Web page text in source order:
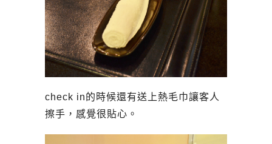
check in的時候還有送上熱毛巾讓客人
擦手，感覺很貼心。